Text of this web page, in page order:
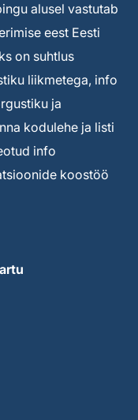
alusel vastutab
eest Eesti
on suhtlus
liikmetega, info
ja
kodulehe ja listi
info
koostöö